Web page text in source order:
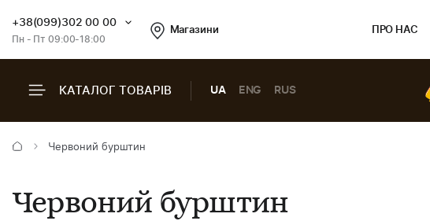
+38(099)302 00 00
Пн - Пт 09:00-18:00
Магазини ПРО НАС
КАТАЛОГ ТОВАРІВ UA ENG RUS
Червоний бурштин
Червоний бурштин